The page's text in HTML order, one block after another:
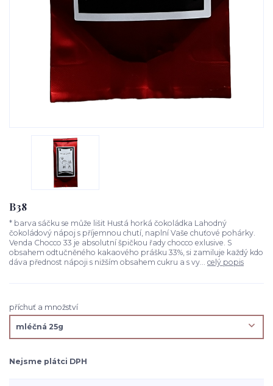
B38
* barva sáčku se může lišit Hustá horká čokoládka Lahodný
čokoládový nápoj s příjemnou chutí, naplní Vaše chuťové pohárky.
Venda Chocco 33 je absolutní špičkou řady chocco exlusive. S
obsahem odtučněného kakaového prášku 33%, si zamiluje každý kdo
dáva přednost nápoji s nižším obsahem cukru a s vy... celý popis
příchuť a množství
Nejsme plátci DPH